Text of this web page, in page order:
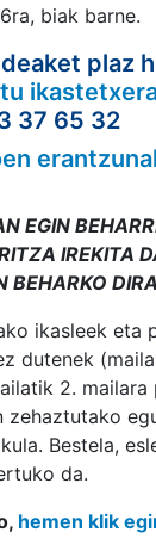
biak barne.
plaz
37 65 32
EGIN
IREKITA
BEHARKO
ikasleek eta
dutenek
2. mailara
zehaztutako
Bestela,
da.
hemen klik